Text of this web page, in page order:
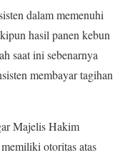
dalam memenuhi
hasil panen kebun
saat ini sebenarnya
membayar tagihan
Majelis Hakim
otoritas atas